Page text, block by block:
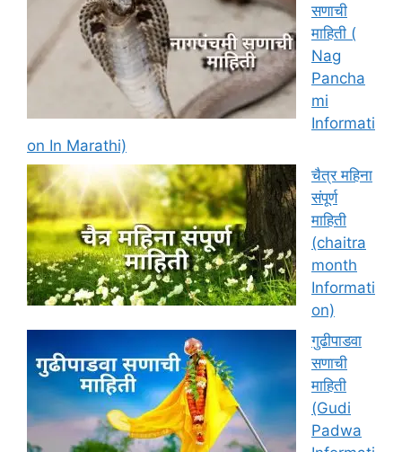
सणाची
माहिती (
Nag
Pancha
mi
Informati
on In Marathi)
चैत्र महिना
संपूर्ण
माहिती
(chaitra
month
Informati
on)
गुढीपाडवा
सणाची
माहिती
(Gudi
Padwa